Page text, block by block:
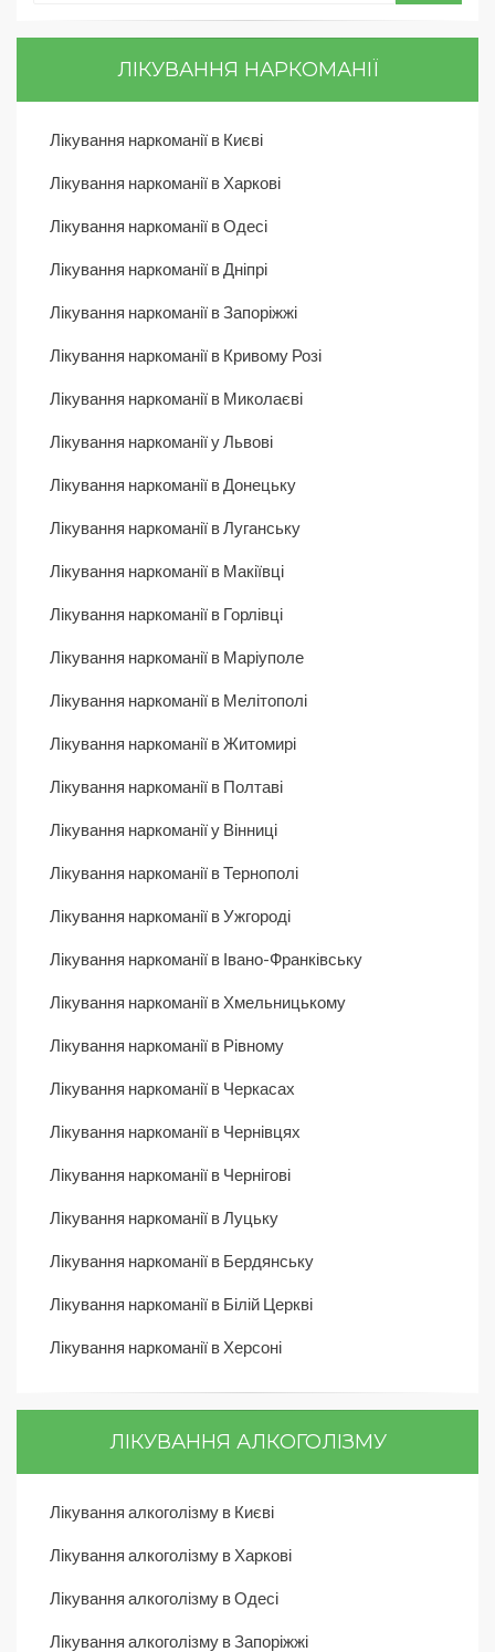
ЛІКУВАННЯ НАРКОМАНІЇ
Лікування наркоманії в Києві
Лікування наркоманії в Харкові
Лікування наркоманії в Одесі
Лікування наркоманії в Дніпрі
Лікування наркоманії в Запоріжжі
Лікування наркоманії в Кривому Розі
Лікування наркоманії в Миколаєві
Лікування наркоманії у Львові
Лікування наркоманії в Донецьку
Лікування наркоманії в Луганську
Лікування наркоманії в Макіївці
Лікування наркоманії в Горлівці
Лікування наркоманії в Маріуполе
Лікування наркоманії в Мелітополі
Лікування наркоманії в Житомирі
Лікування наркоманії в Полтаві
Лікування наркоманії у Вінниці
Лікування наркоманії в Тернополі
Лікування наркоманії в Ужгороді
Лікування наркоманії в Івано-Франківську
Лікування наркоманії в Хмельницькому
Лікування наркоманії в Рівному
Лікування наркоманії в Черкасах
Лікування наркоманії в Чернівцях
Лікування наркоманії в Чернігові
Лікування наркоманії в Луцьку
Лікування наркоманії в Бердянську
Лікування наркоманії в Білій Церкві
Лікування наркоманії в Херсоні
ЛІКУВАННЯ АЛКОГОЛІЗМУ
Лікування алкоголізму в Києві
Лікування алкоголізму в Харкові
Лікування алкоголізму в Одесі
Лікування алкоголізму в Запоріжжі